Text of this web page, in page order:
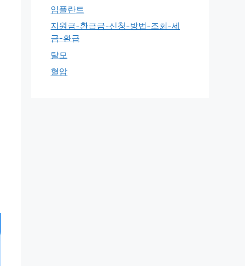
임플란트
지원금-환급금-신청-방법-조회-세
금-환급
탈모
혈압